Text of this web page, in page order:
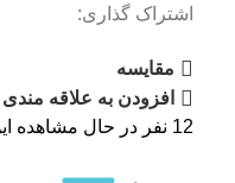
اشتراک گذاری:
مقایسه
افزودن به علاقه مندی
12 نفر در حال مشاهده